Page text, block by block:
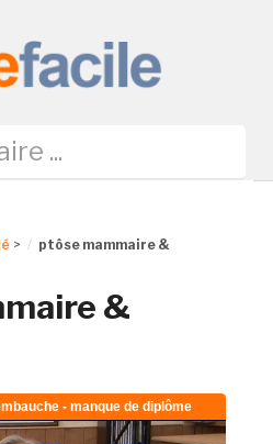
>
ptôse mammaire &
&